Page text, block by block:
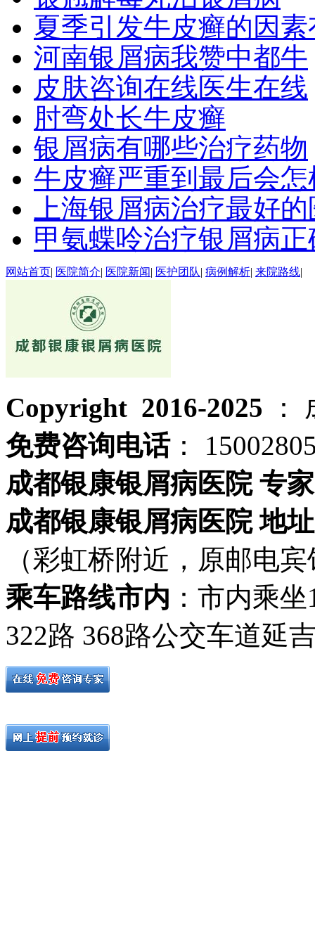
夏季引发牛皮癣的因
河南银屑病我赞中都牛
皮肤咨询在线医生在线
肘弯处长牛皮癣
银屑病有哪些治疗药物
牛皮癣严重到最后会怎
上海银屑病治疗最好
甲氨蝶呤治疗银屑病
网站首页| 医院简介| 医院新闻| 医护团队| 病例解析| 来院路线|
Copyright 2016-2025
：
免费咨询电话：
成都银康银屑病医院 专
成都银康银屑病医院 地址
（彩虹桥附近，原邮电
乘车路线市内 ：市内乘
322路 368路公交车道延